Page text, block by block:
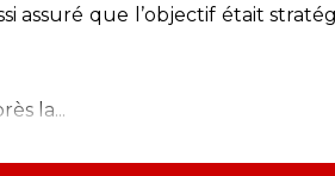
assuré que l’objectif était
la...